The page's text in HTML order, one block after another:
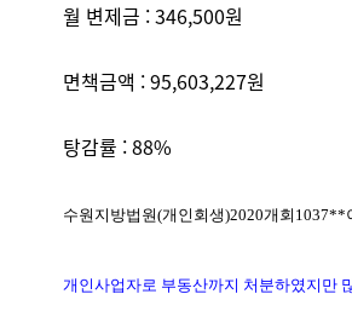
월 변제금 : 346,500원
면책금액 : 95,603,227원
탕감률 : 88%
수원지방법원(개인회생)2020개회 1037**
개인사업자로 부동산까지 처분하였지만